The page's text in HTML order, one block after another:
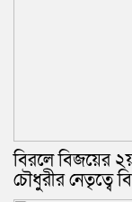
বিরলে বিজয়ের
চৌধুরীর নেতৃত্বে